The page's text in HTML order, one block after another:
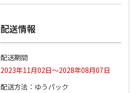
配送情報
配送期間
2023年11月02日～2028年08月07日
配送方法
ゆうパック